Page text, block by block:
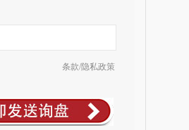
条款/隐私政策